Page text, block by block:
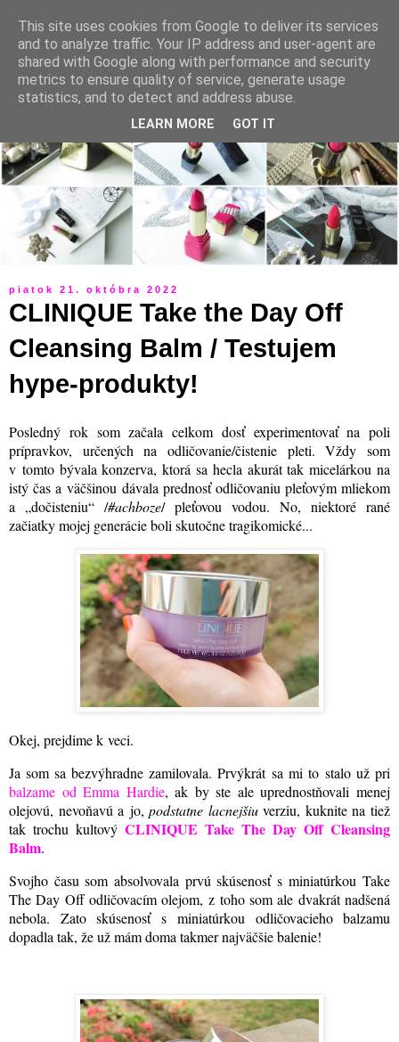
piatok 21. októbra 2022
CLINIQUE Take the Day Off
Cleansing Balm / Testujem
hype-produkty!
Posledný rok som začala celkom dosť experimentovať na poli
prípravkov, určených na odličovanie/čistenie pleti. Vždy som
v tomto bývala konzerva, ktorá sa hecla akurát tak micelárkou na
istý čas a väčšinou dávala prednosť odličovaniu pleťovým mliekom
a „dočisteniu“ /#achboze/ pleťovou vodou. No, niektoré rané
začiatky mojej generácie boli skutočne tragikomické...
Okej, prejdime k veci.
Ja som sa bezvýhradne zamilovala. Prvýkrát sa mi to stalo už pri
balzame od Emma Hardie, ak by ste ale uprednostňovali menej
olejovú, nevoňavú a jo,podstatne lacnejšiuverziu, kuknite na tiež
tak trochu kultový CLINIQUE Take The Day Off Cleansing
Balm.
Svojho času som absolvovala prvú skúsenosť s miniatúrkou Take
The Day Off odličovacím olejom, z toho som ale dvakrát nadšená
nebola. Zato skúsenosť s miniatúrkou odličovacieho balzamu
dopadla tak, že už mám doma takmer najväčšie balenie!
This site uses cookies from Google to deliver its services
and to analyze traffic. Your IP address and user-agent are
shared with Google along with performance and security
metrics to ensure quality of service, generate usage
statistics, and to detect and address abuse.
LEARN MORE GOT IT